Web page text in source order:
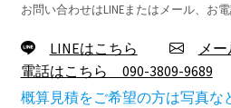
お問い合わせはLINEまたはメール、お
LINEはこちら メ
電話はこちら 090-3809-9689
概算見積をご希望の方は写真な